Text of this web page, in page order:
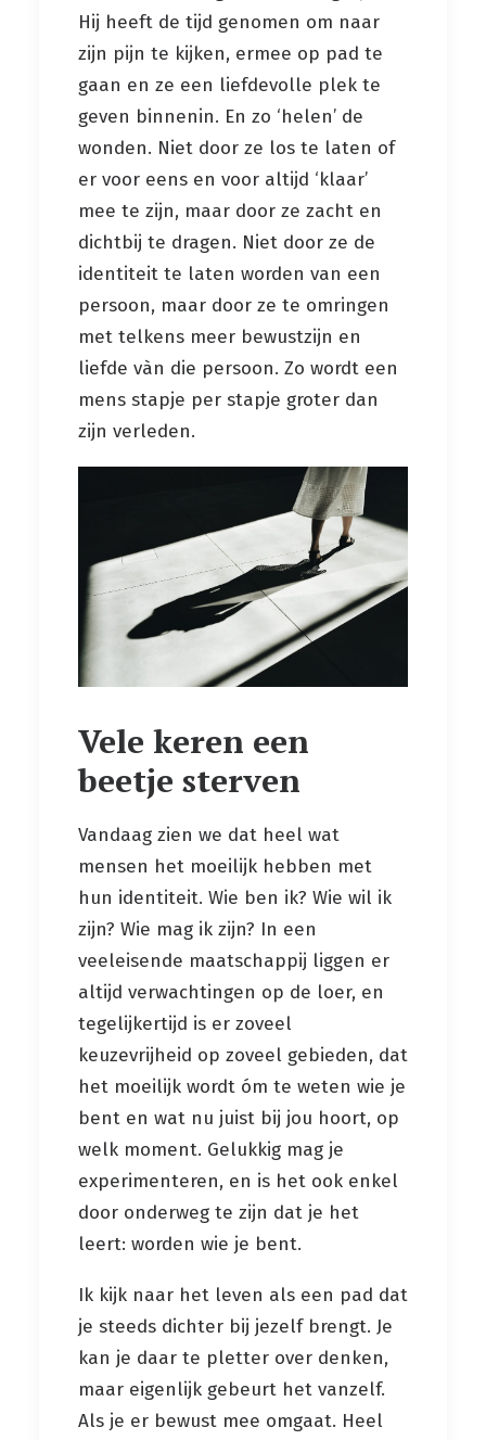
Hij heeft de tijd genomen om naar
zijn pijn te kijken, ermee op pad te
gaan en ze een liefdevolle plek te
geven binnenin. En zo ‘helen’ de
wonden. Niet door ze los te laten of
er voor eens en voor altijd ‘klaar’
mee te zijn, maar door ze zacht en
dichtbij te dragen. Niet door ze de
identiteit te laten worden van een
persoon, maar door ze te omringen
met telkens meer bewustzijn en
liefde vàn die persoon. Zo wordt een
mens stapje per stapje groter dan
zijn verleden.
Vele keren een
beetje sterven
Vandaag zien we dat heel wat
mensen het moeilijk hebben met
hun identiteit. Wie ben ik? Wie wil ik
zijn? Wie mag ik zijn? In een
veeleisende maatschappij liggen er
altijd verwachtingen op de loer, en
tegelijkertijd is er zoveel
keuzevrijheid op zoveel gebieden, dat
het moeilijk wordt óm te weten wie je
bent en wat nu juist bij jou hoort, op
welk moment. Gelukkig mag je
experimenteren, en is het ook enkel
door onderweg te zijn dat je het
leert: worden wie je bent.
Ik kijk naar het leven als een pad dat
je steeds dichter bij jezelf brengt. Je
kan je daar te pletter over denken,
maar eigenlijk gebeurt het vanzelf.
Als je er bewust mee omgaat. Heel